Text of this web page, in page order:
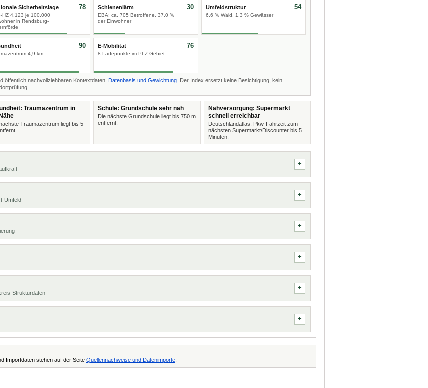
Sicherheitslage
HZ 4.123 je 100.000
in Rendsburg-
78 Schienenlärm
EBA: ca. 705 Betroffene, 37,0 %
der Einwohner
30 Umfeldstruktur
6,6 % Wald, 1,3 % Gewässer
54
4,9 km
90 E-Mobilität
8 Ladepunkte im PLZ-Gebiet
76
öffentlich nachvollziehbaren Kontextdaten. Datenbasis und Gewichtung . Der Index ersetzt keine Besichtigung, kein
Traumazentrum in
Traumazentrum liegt bis 5
Schule: Grundschule sehr nah
Die nächste Grundschule liegt bis 750 m
entfernt.
Nahversorgung: Supermarkt
schnell erreichbar
Deutschlandatlas: Pkw-Fahrzeit zum
nächsten Supermarkt/Discounter bis 5
Minuten.
Umfeld
Strukturdaten
Importdaten stehen auf der Seite Quellennachweise und Datenimporte